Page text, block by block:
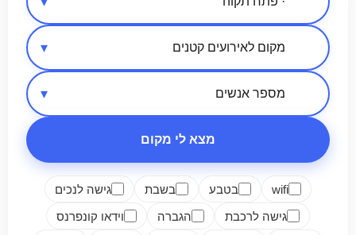
אזור בארץ
סיווג מקום
מספר אנשים
מצא לי מקום
wifi בטבע בשבת
גישה לנכים
גישה לרכבת
הגברה
וידאו קונפרנס